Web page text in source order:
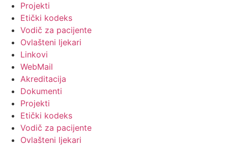
Projekti
Etički kodeks
Vodič za pacijente
Ovlašteni ljekari
Linkovi
WebMail
Akreditacija
Dokumenti
Projekti
Etički kodeks
Vodič za pacijente
Ovlašteni ljekari